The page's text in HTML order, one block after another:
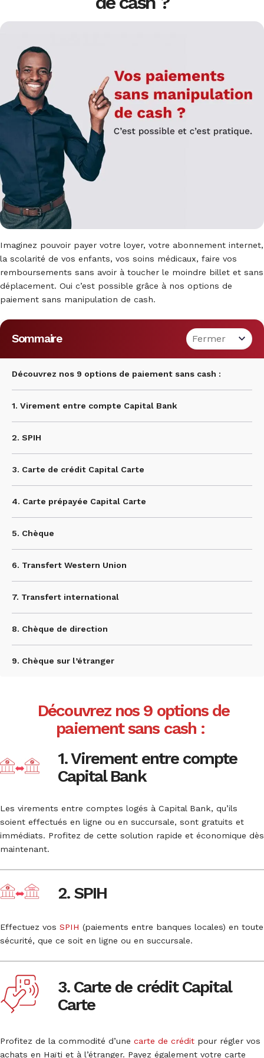
Crédit Véhicule
Crédit Hypothécaire
Home Equity Loan
Plan Épargne Retraite
Staff Loan
Crédit Énergie – Entreprises
Transfert International
Guichet Chauffeur
Capital Transfert
Payroll
Transport de Fonds
Imaginez pouvoir payer votre loyer, votre abonnement internet,
la scolarité de vos enfants, vos soins médicaux, faire vos
remboursements sans avoir à toucher le moindre billet et sans
déplacement. Oui c’est possible grâce à nos options de
paiement sans manipulation de cash.
Sommaire
Découvrez nos 9 options de paiement sans cash :
1. Virement entre compte Capital Bank
2. SPIH
3. Carte de crédit Capital Carte
4. Carte prépayée Capital Carte
5. Chèque
6. Transfert Western Union
7. Transfert international
8. Chèque de direction
9. Chèque sur l’étranger
Découvrez nos 9 options de
paiement sans cash :
1. Virement entre compte
Capital Bank
Les virements entre comptes logés à Capital Bank, qu’ils
soient effectués en ligne ou en succursale, sont gratuits et
immédiats. Profitez de cette solution rapide et économique dès
maintenant.
2. SPIH
Effectuez vos SPIH (paiements entre banques locales) en toute
sécurité, que ce soit en ligne ou en succursale.
3. Carte de crédit Capital
Carte
Profitez de la commodité d’une carte de crédit pour régler vos
achats en Haïti et à l’étranger. Payez également votre carte